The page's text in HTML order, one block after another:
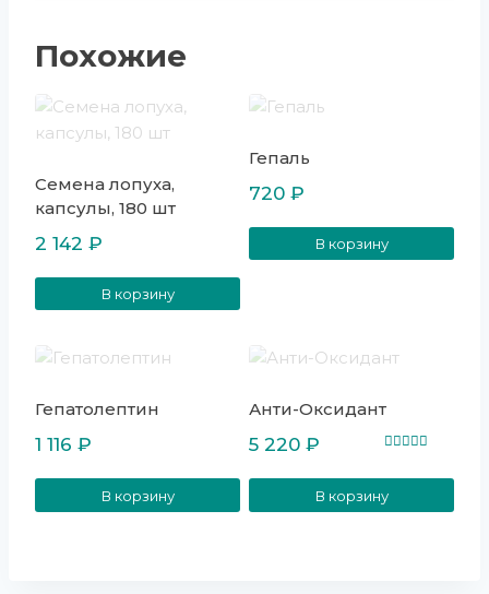
Похожие
Семена лопуха,
капсулы, 180 шт
2 142 ₽
В корзину
Гепаль
720 ₽
В корзину
Гепатолептин
1 116 ₽
В корзину
Анти-Оксидант
5 220 ₽
В корзину